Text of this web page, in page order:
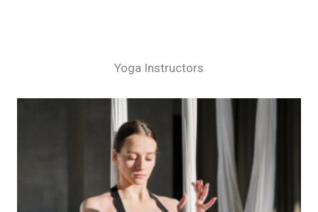
Yoga Instructors